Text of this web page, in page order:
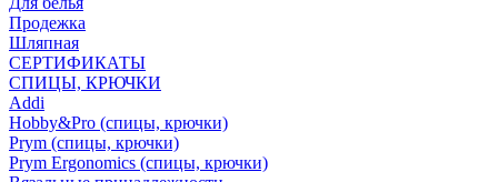
Продежка
Шляпная
СЕРТИФИКАТЫ
СПИЦЫ, КРЮЧКИ
Addi
Hobby&Pro (спицы, крючки)
Prym (спицы, крючки)
Prym Ergonomics (спицы, крючки)